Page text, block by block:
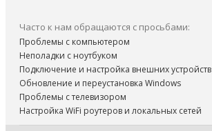
Часто к нам обращаются с просьбами:
Проблемы с компьютером
Неполадки с ноутбуком
Подключение и настройка внешних устройств
Обновление и переустановка Windows
Проблемы с телевизором
Настройка WiFi роутеров и локальных сетей